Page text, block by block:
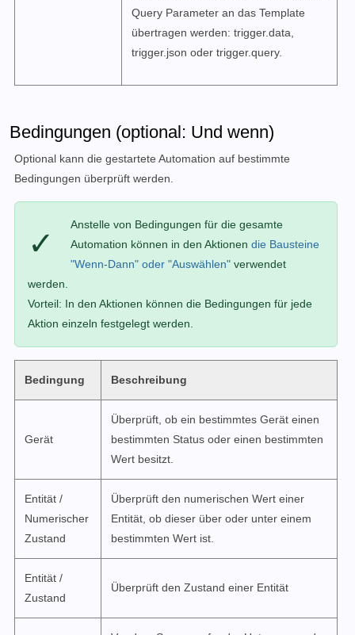
Query Parameter an das Template
übertragen werden: trigger.data,
trigger.json oder trigger.query.
Bedingungen (optional: Und wenn)
Optional kann die gestartete Automation auf bestimmte
Bedingungen überprüft werden.
✓
Anstelle von Bedingungen für die gesamte
Automation können in den Aktionen die Bausteine
"Wenn-Dann" oder "Auswählen" verwendet
werden.
Vorteil: In den Aktionen können die Bedingungen für jede
Aktion einzeln festgelegt werden.
Bedingung Beschreibung
Gerät
Überprüft, ob ein bestimmtes Gerät einen
bestimmten Status oder einen bestimmten
Wert besitzt.
Entität /
Numerischer
Zustand
Überprüft den numerischen Wert einer
Entität, ob dieser über oder unter einem
bestimmten Wert ist.
Entität /
Zustand
Überprüft den Zustand einer Entität